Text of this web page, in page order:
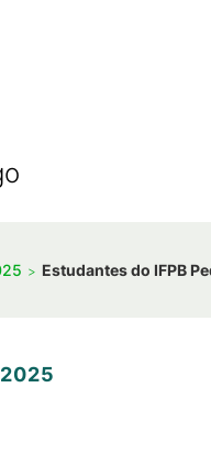
Estudantes do IFPB